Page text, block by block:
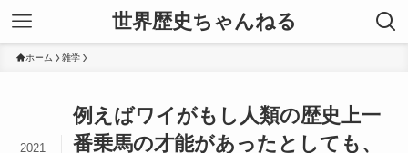
世界歴史ちゃんねる
ホーム 雑学
例えばワイがもし人類の歴史上一
番乗馬の才能があったとしても、
2021